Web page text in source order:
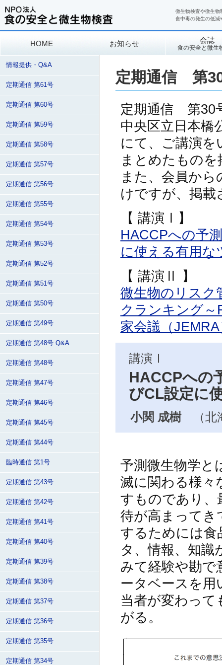
微生物検査や微生物
食中毒の発生の低減
HOME お知らせ 会誌
食の安全と微生
定期通信 第
定期通信 第30
中央区立日本橋
にて、ご講演を
まとめたもの
また、会員か
けですが、掲
【 講演Ⅰ】
HACCPへの予
に使える有用な
【 講演Ⅱ 】
微生物のリスク
クランキング～
家会議（
講演Ⅰ
HACCPへの
びCL設定に
小関 成樹 （
予測微生物学と
滅に関わる様々
すものであり、
待が高まってき
するためには食
タ、情報、知識
みて経験や勘で
ータベースを用
当者が変わって
がる。
情報提供・Q&A
定期通信 第61号
定期通信 第60号
定期通信 第59号
定期通信 第58号
定期通信 第57号
定期通信 第56号
定期通信 第55号
定期通信 第54号
定期通信 第53号
定期通信 第52号
定期通信 第51号
定期通信 第50号
定期通信 第49号
定期通信 第48号 Q&A
定期通信 第48号
定期通信 第47号
定期通信 第46号
定期通信 第45号
定期通信 第44号
臨時通信 第1号
定期通信 第43号
定期通信 第42号
定期通信 第41号
定期通信 第40号
定期通信 第39号
定期通信 第38号
定期通信 第37号
定期通信 第36号
定期通信 第35号
定期通信 第34号